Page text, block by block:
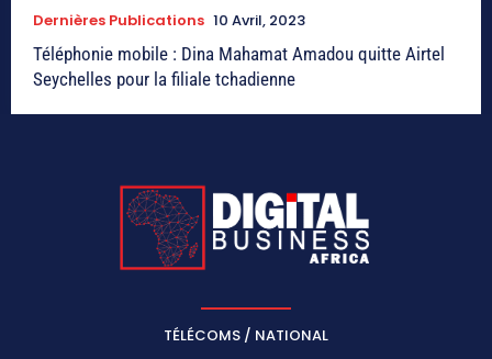
Dernières Publications 10 Avril, 2023
Téléphonie mobile : Dina Mahamat Amadou quitte Airtel
Seychelles pour la filiale tchadienne
TÉLÉCOMS / NATIONAL